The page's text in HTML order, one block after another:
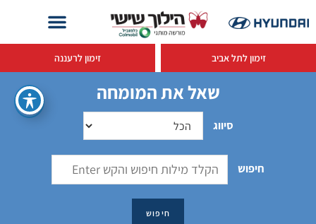
זימון לתל אביב זימון לרעננה
שאל את המומחה
סיווג
חיפוש